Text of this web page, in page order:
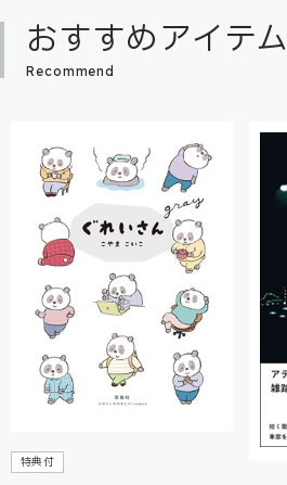
おすすめアイテム
Recommend
特典付